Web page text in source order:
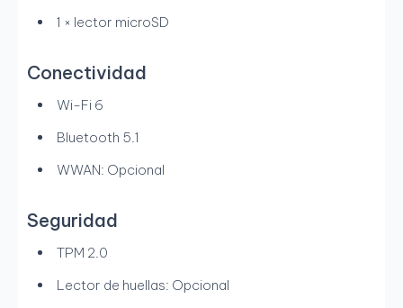
1 × lector microSD
Conectividad
Wi-Fi 6
Bluetooth 5.1
WWAN: Opcional
Seguridad
TPM 2.0
Lector de huellas: Opcional